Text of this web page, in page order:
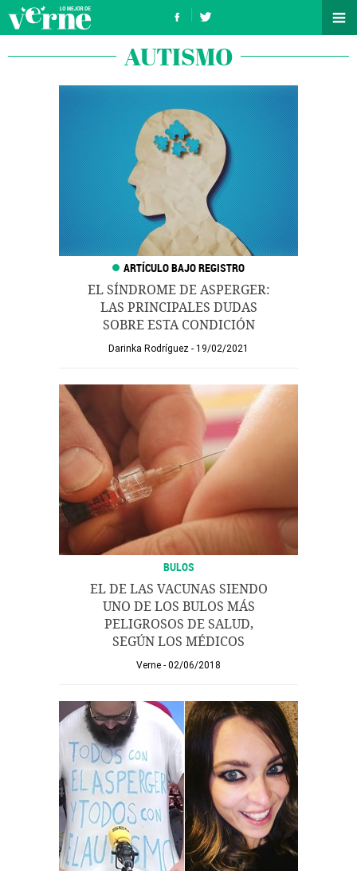
AUTISMO
EL SÍNDROME DE ASPERGER:
LAS PRINCIPALES DUDAS
SOBRE ESTA CONDICIÓN
Darinka Rodríguez 19/02/2021
BULOS
EL DE LAS VACUNAS SIENDO
UNO DE LOS BULOS MÁS
PELIGROSOS DE SALUD,
SEGÚN LOS MÉDICOS
Verne 02/06/2018